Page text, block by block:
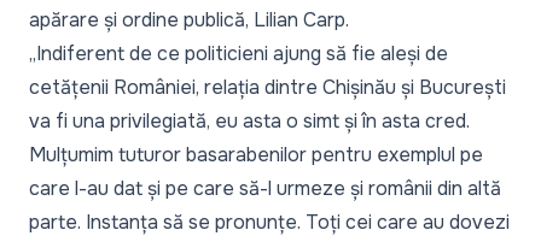
apărare și ordine publică, Lilian Carp.
„Indiferent de ce politicieni ajung să fie aleși de
cetățenii României, relația dintre Chișinău și București
va fi una privilegiată, eu asta o simt și în asta cred.
Mulțumim tuturor basarabenilor pentru exemplul pe
care l-au dat și pe care să-l urmeze și românii din altă
parte. Instanța să se pronunțe. Toți cei care au dovezi